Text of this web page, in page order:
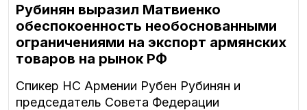
Рубинян выразил Матвиенко
обеспокоенность необоснованными
ограничениями на экспорт армянских
товаров на рынок РФ
Спикер НС Армении Рубен Рубинян и
председатель Совета Федерации